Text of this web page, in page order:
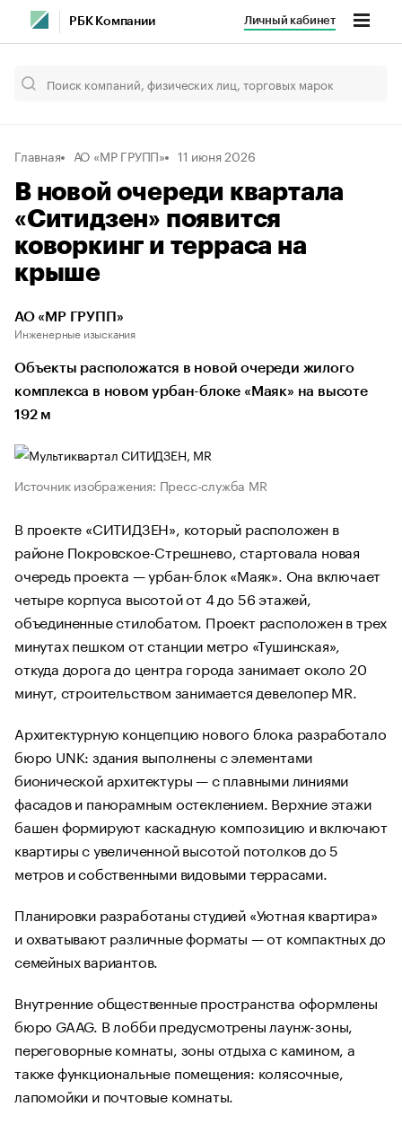
РБК Компании Личный кабинет
Главная АО «МР ГРУПП» 11 июня 2026
В новой очереди квартала
«Ситидзен» появится
коворкинг и терраса на
крыше
АО «МР ГРУПП»
Инженерные изыскания
Объекты расположатся в новой очереди жилого
комплекса в новом урбан-блоке «Маяк» на высоте
192 м
Источник изображения: Пресс-служба MR
В проекте «СИТИДЗЕН», который расположен в
районе Покровское-Стрешнево, стартовала новая
очередь проекта — урбан-блок «Маяк». Она включает
четыре корпуса высотой от 4 до 56 этажей,
объединенные стилобатом. Проект расположен в трех
минутах пешком от станции метро «Тушинская»,
откуда дорога до центра города занимает около 20
минут, строительством занимается девелопер MR.
Архитектурную концепцию нового блока разработало
бюро UNK: здания выполнены с элементами
бионической архитектуры — с плавными линиями
фасадов и панорамным остеклением. Верхние этажи
башен формируют каскадную композицию и включают
квартиры с увеличенной высотой потолков до 5
метров и собственными видовыми террасами.
Планировки разработаны студией «Уютная квартира»
и охватывают различные форматы — от компактных до
семейных вариантов.
Внутренние общественные пространства оформлены
бюро GAAG. В лобби предусмотрены лаунж-зоны,
переговорные комнаты, зоны отдыха с камином, а
также функциональные помещения: колясочные,
лапомойки и почтовые комнаты.